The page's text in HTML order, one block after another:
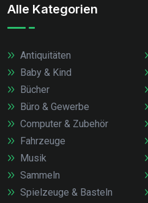
Alle Kategorien
Antiquitäten
Baby & Kind
Bücher
Büro & Gewerbe
Computer & Zubehör
Fahrzeuge
Musik
Sammeln
Spielzeuge & Basteln